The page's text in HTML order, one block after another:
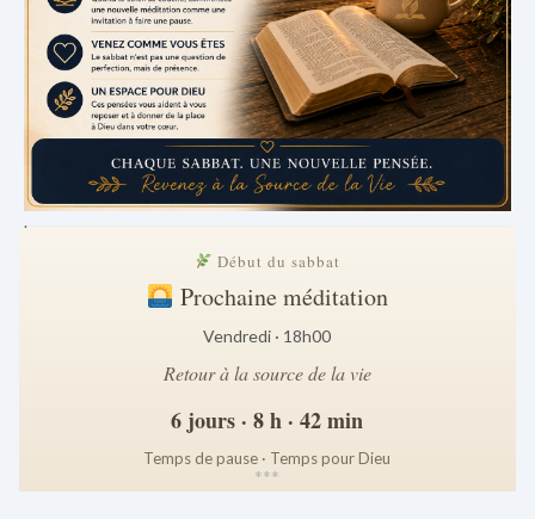
.
Début du sabbat
Prochaine méditation
Vendredi · 18h00
Retour à la source de la vie
6 jours · 8 h · 42 min
Temps de pause · Temps pour Dieu
***